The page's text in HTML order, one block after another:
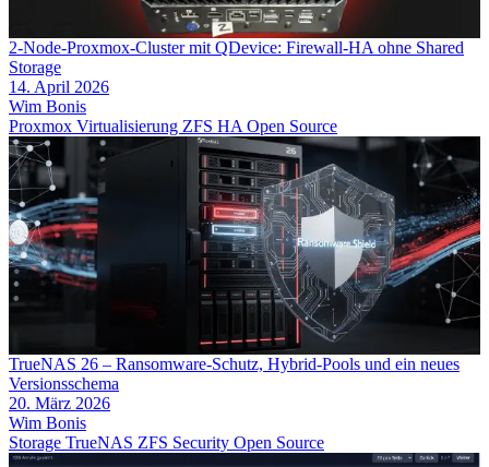
2-Node-Proxmox-Cluster mit QDevice: Firewall-HA ohne Shared
Storage
14. April 2026
Wim Bonis
Proxmox Virtualisierung ZFS HA Open Source
TrueNAS 26 – Ransomware-Schutz, Hybrid-Pools und ein neues
Versionsschema
20. März 2026
Wim Bonis
Storage TrueNAS ZFS Security Open Source